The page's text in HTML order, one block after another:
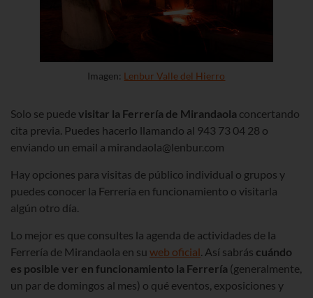
Imagen: Lenbur Valle del Hierro
Solo se puedevisitar la Ferrería de Mirandaola concertando
cita previa. Puedes hacerlo llamando al 943 73 04 28 o
enviando un email a mirandaola@lenbur.com
Hay opciones para visitas de público individual o grupos y
puedes conocer la Ferrería en funcionamiento o visitarla
algún otro día.
Lo mejor es que consultes la agenda de actividades de la
Ferrería de Mirandaola en su web oficial. Así sabrás cuándo
es posible ver en funcionamiento la Ferrería (generalmente,
un par de domingos al mes) o qué eventos, exposiciones y